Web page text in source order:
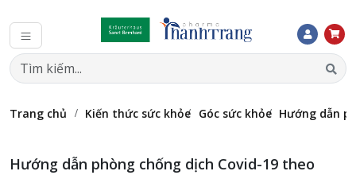
Trang chủ Kiến thức sức khỏe Góc sức khỏe Hướng dẫn
Hướng dẫn phòng chống dịch Covid-19 theo